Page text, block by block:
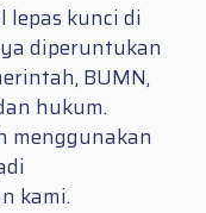
lepas kunci di
diperuntukan
BUMN,
hukum.
menggunakan
kami.